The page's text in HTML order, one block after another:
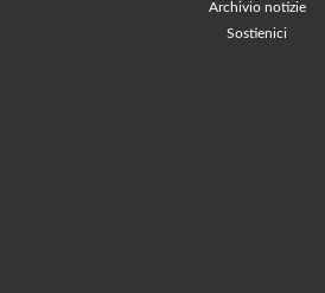
Archivio notizie
Sostienici